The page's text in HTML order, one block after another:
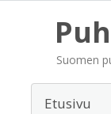
Suomen